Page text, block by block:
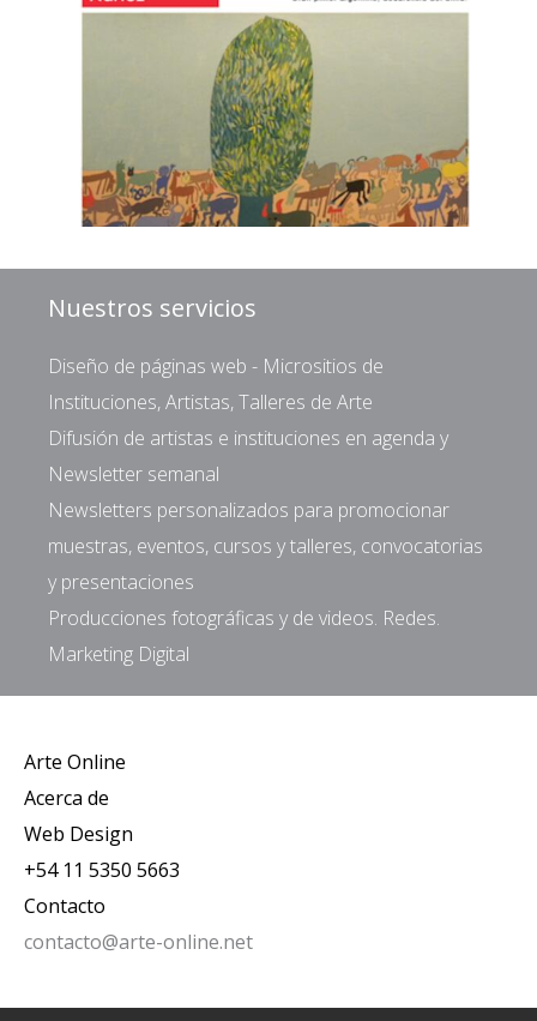
Nuestros servicios
Diseño de páginas web - Micrositios de
Instituciones, Artistas, Talleres de Arte
Difusión de artistas e instituciones en agenda y
Newsletter semanal
Newsletters personalizados para promocionar
muestras, eventos, cursos y talleres, convocatorias
y presentaciones
Producciones fotográficas y de videos. Redes.
Marketing Digital
Arte Online
Acerca de
Web Design
+54 11 5350 5663
Contacto
contacto@arte-online.net